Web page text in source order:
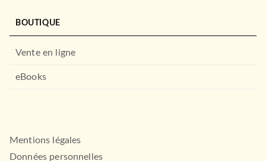
BOUTIQUE
Vente en ligne
eBooks
Mentions légales
Données personnelles